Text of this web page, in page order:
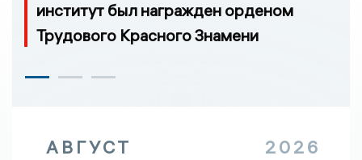
институт был награжден орденом
Трудового Красного Знамени
АВГУСТ 2026